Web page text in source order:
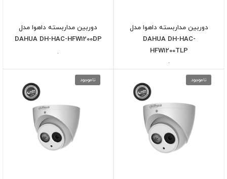
دوربین مداربسته داهوا مدل
DAHUA DH-HAC-
HFW1200TLP
-
دوربین مداربسته داهوا مدل
DAHUA DH-HAC-HFW1200DP
-
ناموجود ناموجود